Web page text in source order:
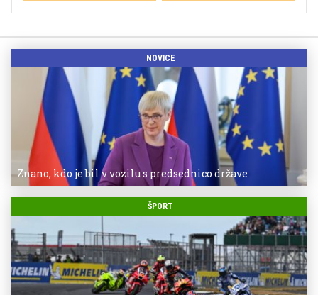
NOVICE
Znano, kdo je bil v vozilu s predsednico države
ŠPORT